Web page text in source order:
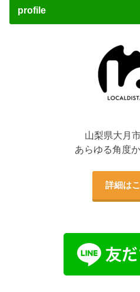
profile
山梨県大月
あらゆる角度
詳細は